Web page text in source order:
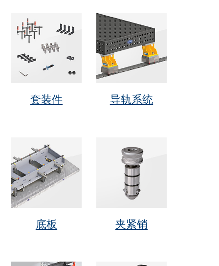
套装件 导轨系统
底板 夹紧销